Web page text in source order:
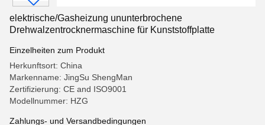
elektrische/Gasheizung ununterbrochene
Drehwalzentrocknermaschine für Kunststoffplatte
Einzelheiten zum Produkt
Herkunftsort: China
Markenname: JingSu ShengMan
Zertifizierung: CE and ISO9001
Modellnummer: HZG
Zahlungs- und Versandbedingungen